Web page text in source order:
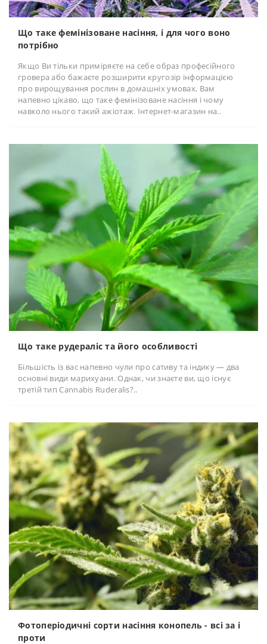
Що таке фемінізоване насіння, і для чого воно
потрібно
Якщо Ви тільки приміряєте на себе образ професійного
гровера або бажаєте розширити кругозір інформацією
про вирощування рослин в домашніх умовах, Вам
напевно цікаво, що таке фемінізоване насіння і чому
навколо нього такий ажіотаж. Інтернет-магазин на..
Що таке рудераліс та його особливості
Більшість із вас напевно чули про сативу та індику — два
основні види марихуани. Однак, чи знаєте ви, що існує
третій тип Cannabis Ruderalis?..
Фотоперіодичні сорти насіння конопель - всі за і
проти